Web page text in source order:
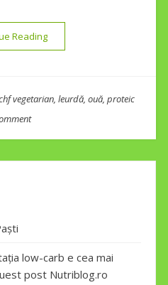
Reading“Plăcintă cu brânzeturi și
vegetarian, leurdă, ouă, proteic
low-carb e cea mai
post Nutriblog.ro